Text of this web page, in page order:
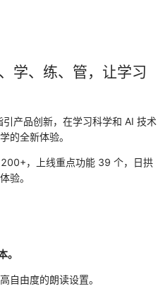
学、练、管，让学习
产品创新，在学习科学和 AI 技术
的全新体验。
，上线重点功能 39 个，日拱
验。
。
自由度的朗读设置。